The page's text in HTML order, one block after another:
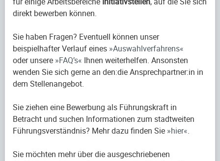
direkt bewerben können.
Sie haben Fragen? Eventuell können unser
beispielhafter Verlauf eines Auswahlverfahrens
oder unsere FAQ’s Ihnen weiterhelfen. Ansonsten
wenden Sie sich gerne an den:die Ansprechpartner:in in
dem Stellenangebot.
Sie ziehen eine Bewerbung als Führungskraft in
Betracht und suchen Informationen zum stadtweiten
Führungsverständnis? Mehr dazu finden Sie hier .
Sie möchten mehr über die ausgeschriebenen